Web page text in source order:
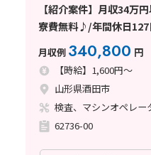
【紹介案件】月収34万
寮費無料♪/年間休日
月収例 340,800 円
【時給】1,600円～
山形県酒田市
検査、マシンオペレー
62736-00